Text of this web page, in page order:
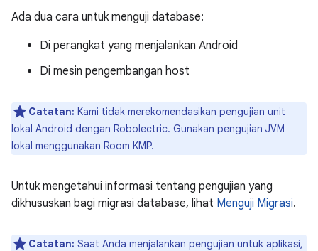
Ada dua cara untuk menguji database:
Di perangkat yang menjalankan Android
Di mesin pengembangan host
Catatan: Kami tidak merekomendasikan pengujian unit
lokal Android dengan Robolectric. Gunakan pengujian JVM
lokal menggunakan Room KMP.
Untuk mengetahui informasi tentang pengujian yang
dikhususkan bagi migrasi database, lihat Menguji Migrasi.
Catatan: Saat Anda menjalankan pengujian untuk aplikasi,